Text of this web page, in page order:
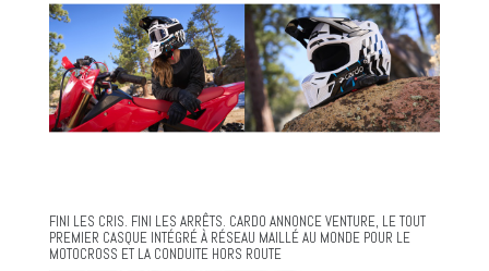
FINI LES CRIS. FINI LES ARRÊTS. CARDO ANNONCE VENTURE, LE TOUT
PREMIER CASQUE INTÉGRÉ À RÉSEAU MAILLÉ AU MONDE POUR LE
MOTOCROSS ET LA CONDUITE HORS ROUTE